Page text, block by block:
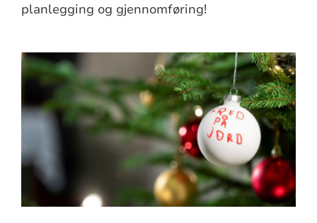
planlegging og gjennomføring!